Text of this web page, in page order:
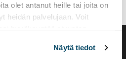
olet antanut heille tai joita on
heidän palvelujaan. Voit
Näytä tiedot